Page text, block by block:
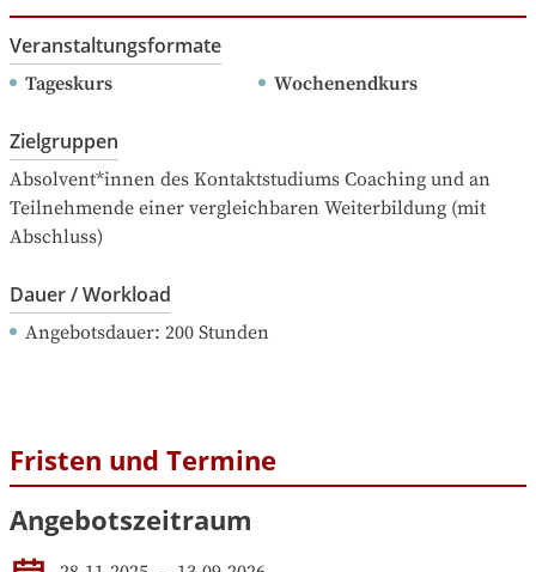
Veranstaltungsformate
Tageskurs Wochenendkurs
Zielgruppen
Absolvent*innen des Kontaktstudiums Coaching und an
Teilnehmende einer vergleichbaren Weiterbildung (mit
Abschluss)
Dauer / Workload
Angebotsdauer: 200 Stunden
Fristen und Termine
Angebotszeitraum